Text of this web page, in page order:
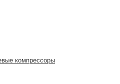
компрессоры